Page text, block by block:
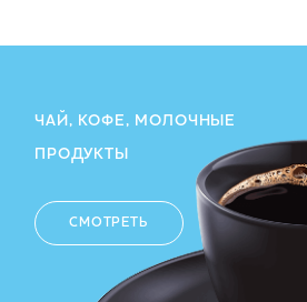
ЧАЙ, КОФЕ, МОЛОЧНЫЕ
ПРОДУКТЫ
СМОТРЕТЬ